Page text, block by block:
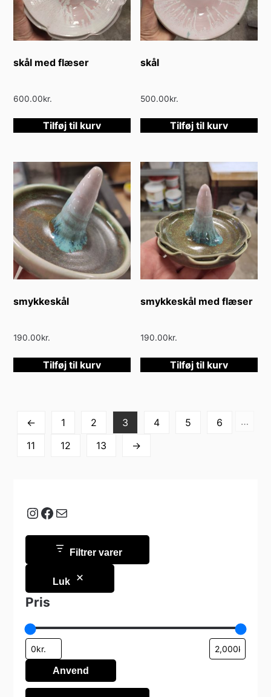
skål med flæser
600.00kr.
Tilføj til kurv
skål
500.00kr.
Tilføj til kurv
smykkeskål
190.00kr.
Tilføj til kurv
smykkeskål med flæser
190.00kr.
Tilføj til kurv
← 1 2 3 4 5 6
…
11
12 13 →
Instagram
Facebook
Mail
Filtrer varer
Luk
Pris
Anvend